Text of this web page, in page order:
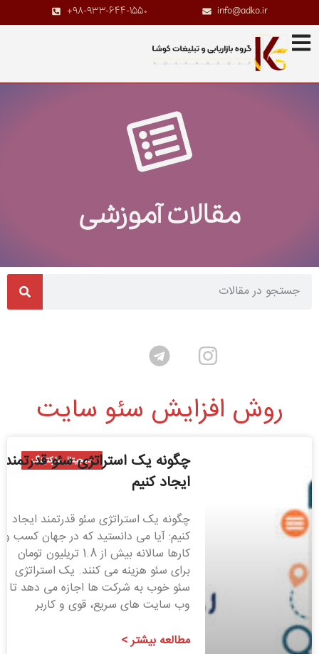
info@adko.ir
+98-933-644-1550
مقالات آموزشی
روش افزایش سئو سایت
دیجیتال مارکتینگ
چگونه یک استراتژی سئو قدرتمند
ایجاد کنیم
چگونه یک استراتژی سئو قدرتمند ایجاد
کنیم: آیا می دانستید که در جهان کسب و
کارها سالانه بیش از 1.8 تریلیون تومان
برای سئو هزینه می کنند. یک استراتژی
سئو خوب به شرکت ها اجازه می دهد تا
وب سایت های سریع، قوی و کاربر
مطالعه بیشتر >